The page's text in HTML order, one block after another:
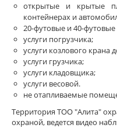
открытые и крытые
контейнерах и
20-футовые и 40-
услуги погрузчика;
услуги козлового крана
услуги грузчика;
услуги кладовщика;
услуги весовой.
не отапливаемые
Территория ТОО "Алита"
охраной, ведется видео